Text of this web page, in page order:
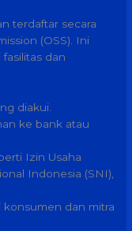
terdaftar secara
(OSS). Ini
dan
diakui.
ke bank atau
Izin Usaha
Indonesia (SNI),
dan mitra